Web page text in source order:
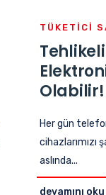
TÜKETICI
Olabilir!
Her gün
cihazlarımızı
aslında...
devamını oku